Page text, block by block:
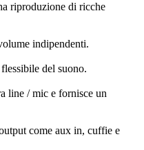
riproduzione di ricche
indipendenti.
del suono.
line / mic e fornisce un
come aux in, cuffie e